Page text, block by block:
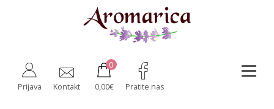
Prijava Kontakt
0
0,00€ Pratite nas